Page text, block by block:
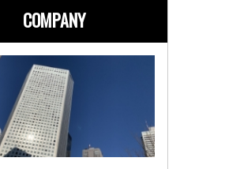
COMPANY